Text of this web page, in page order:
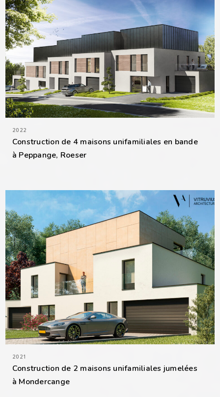
2022
Construction de 4 maisons unifamiliales en bande
à Peppange, Roeser
2021
Construction de 2 maisons unifamiliales jumelées
à Mondercange